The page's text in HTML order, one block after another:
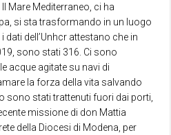
Mare Mediterraneo, ci ha
si sta trasformando in un luogo
dati dell’Unhcr attestano che in
sono stati 316. Ci sono
acque agitate su navi di
la forza della vita salvando
sono stati trattenuti fuori dai porti,
missione di don Mattia
della Diocesi di Modena, per